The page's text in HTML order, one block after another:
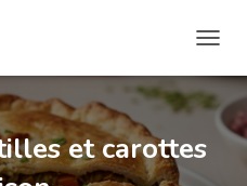
et carottes